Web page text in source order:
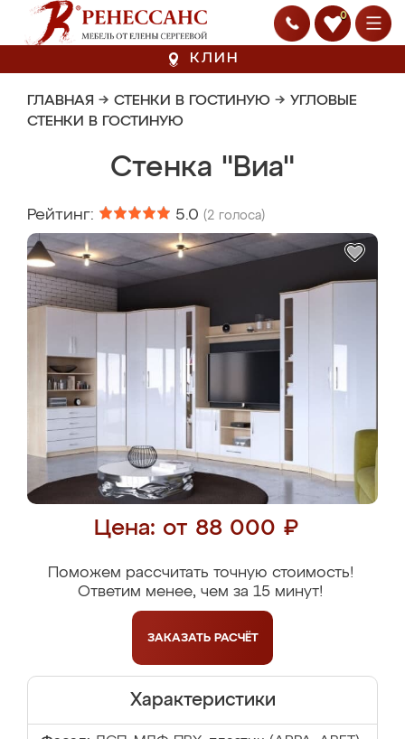
0
КЛИН
ГЛАВНАЯ → СТЕНКИ В ГОСТИНУЮ → УГЛОВЫЕ
СТЕНКИ В ГОСТИНУЮ
Стенка "Виа"
Рейтинг: 5.0 (2 голоса)
Цена: от 88 000 ₽
Поможем рассчитать точную стоимость!
Ответим менее, чем за 15 минут!
ЗАКАЗАТЬ РАСЧЁТ
Характеристики